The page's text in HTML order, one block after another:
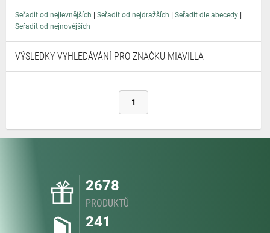
Seřadit od nejlevnějších | Seřadit od nejdražších | Seřadit dle abecedy |
Seřadit od nejnovějších
VÝSLEDKY VYHLEDÁVÁNÍ PRO ZNAČKU MIAVILLA
1
2678
PRODUKTŮ
241